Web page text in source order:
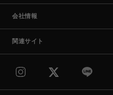
会社情報
関連サイト